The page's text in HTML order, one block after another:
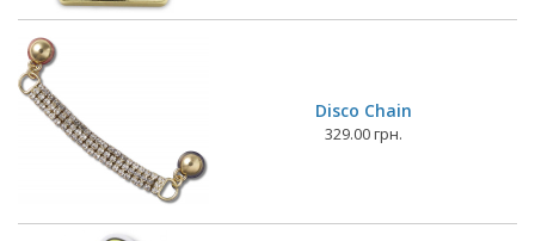
Disco Chain
329.00 грн.